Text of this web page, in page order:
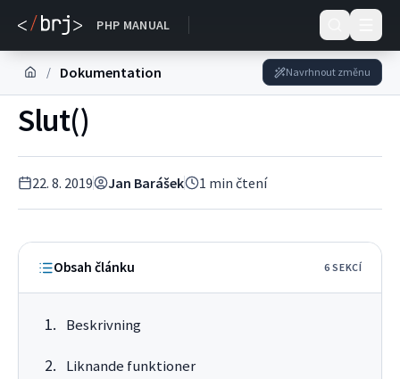
PHP MANUAL
DOKUMENTACE
/ Dokumentation Navrhnout změnu
Slut()
22. 8. 2019 Jan Barášek 1 min čtení
Obsah článku 6 SEKCÍ
Beskrivning
Liknande funktioner